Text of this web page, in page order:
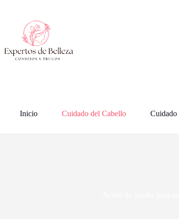
contenido
Inicio Cuidado del Cabello Cuidado